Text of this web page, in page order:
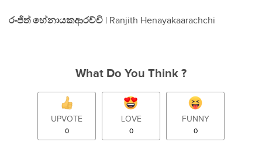
රංජිත් හේනායකආරච්චි | Ranjith Henayakaarachchi
What Do You Think ?
UPVOTE
0
LOVE
0
FUNNY
0